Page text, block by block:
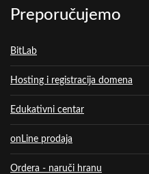
Preporučujemo
BitLab
Hosting i registracija domena
Edukativni centar
onLine prodaja
Ordera - naruči hranu